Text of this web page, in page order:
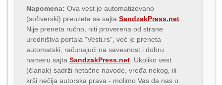
Napomena: Ova vest je automatizovano
(softverski) preuzeta sa sajta SandzakPress.net
Nije preneta ručno, niti proverena od strane
uredništva portala "Vesti.rs", već je preneta
automatski, računajući na savesnost i dobru
nameru sajta SandzakPress.net . Ukoliko vest
(članak) sadrži netačne navode, vređa nekog, ili
krši nečija autorska prava - molimo Vas da nas o